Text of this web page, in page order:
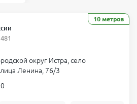
10 метров
округ Истра, село
Ленина, 76/3